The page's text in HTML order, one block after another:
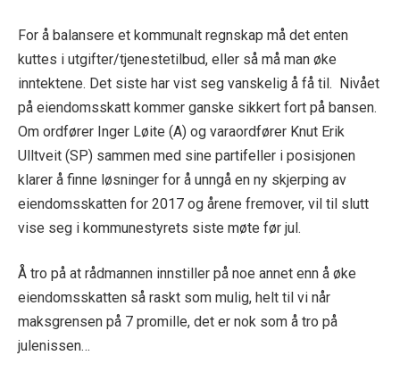
For å balansere et kommunalt regnskap må det enten
kuttes i utgifter/tjenestetilbud, eller så må man øke
inntektene. Det siste har vist seg vanskelig å få til. Nivået
på eiendomsskatt kommer ganske sikkert fort på bansen.
Om ordfører Inger Løite (A) og varaordfører Knut Erik
Ulltveit (SP) sammen med sine partifeller i posisjonen
klarer å finne løsninger for å unngå en ny skjerping av
eiendomsskatten for 2017 og årene fremover, vil til slutt
vise seg i kommunestyrets siste møte før jul.
Å tro på at rådmannen innstiller på noe annet enn å øke
eiendomsskatten så raskt som mulig, helt til vi når
maksgrensen på 7 promille, det er nok som å tro på
julenissen…